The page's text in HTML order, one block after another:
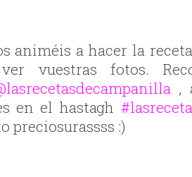
animéis a hacer la
vuestras fotos.
,
en el hastagh
preciosurassss :)